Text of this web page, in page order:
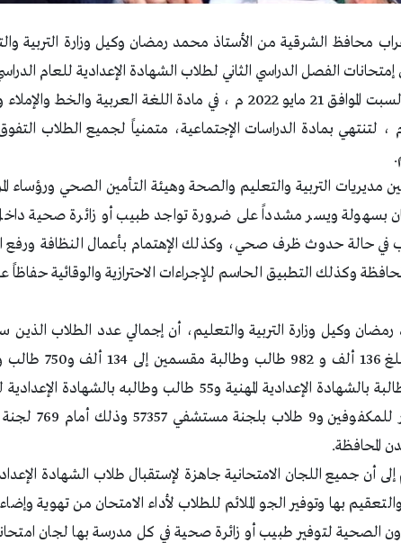
محافظ الشرقية من الأستاذ محمد رمضان وكيل وزارة التربية
، والتي من المُقرر أن تنطلق غداً السبت الموافق 21 مايو 2022 م ، في مادة اللغة
الموافق 26 مايو 2022 م ، لتنتهي بمادة الدراسات الإجتماعية، متمنياً لجميع
مديريات التربية والتعليم والصحة وهيئة التأمين الصحي ورؤساء
بسهولة ويسر مشدداً على ضرورة تواجد طبيب أو زائرة صحية
في حالة حدوث ظرف صحي، وكذلك الإهتمام بأعمال النظافة ورفع
وكذلك التطبيق الحاسم للإجراءات الاحترازية والوقائية
وكيل وزارة التربية والتعليم، أن إجمالي عدد الطلاب الذين
الشهادة الإعدادية لهذا
المحافظة.
إلى أن جميع اللجان الامتحانية جاهزة لإستقبال طلاب الشهادة
بها وتوفير الجو الملائم للطلاب لأداء الامتحان من تهوية
الصحية لتوفير طبيب أو زائرة صحية في كل مدرسة بها لجان